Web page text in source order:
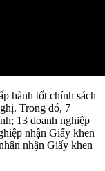
hành tốt chính sách
Trong đó, 7
13 doanh nghiệp
nhận Giấy khen
nhận Giấy khen